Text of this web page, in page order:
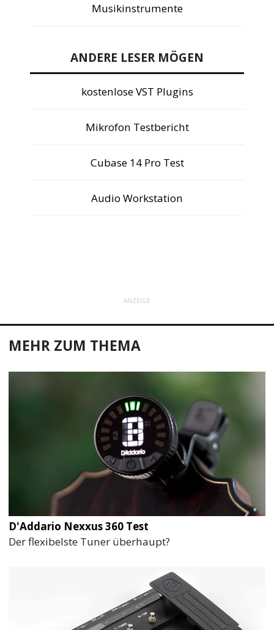
Musikinstrumente
ANDERE LESER MÖGEN
kostenlose VST Plugins
Mikrofon Testbericht
Cubase 14 Pro Test
Audio Workstation
ANZEIGE
MEHR ZUM THEMA
D'Addario Nexxus 360 Test
Der flexibelste Tuner überhaupt?